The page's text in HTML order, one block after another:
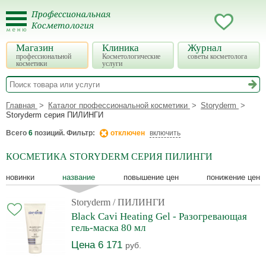
Магазин
профессиональной
косметики
Клиника
Косметологические
услуги
Журнал
советы косметолога
Главная Каталог профессиональной косметики
Storyderm
Storyderm серия ПИЛИНГИ
Всего 6 позиций. Фильтр: отключен включить
КОСМЕТИКА STORYDERM СЕРИЯ ПИЛИНГИ
новинки название повышение цен понижение цен
Storyderm / ПИЛИНГИ
Black Cavi Heating Gel - Разогревающая
гель-маска 80 мл
Цена 6 171 руб.